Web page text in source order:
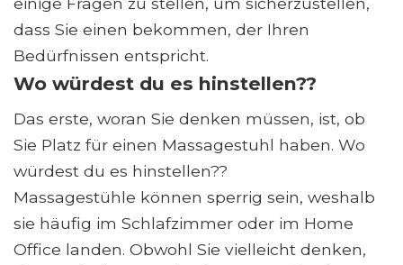
dass Sie einen bekommen, der Ihren
Bedürfnissen entspricht.
Wo würdest du es hinstellen??
Das erste, woran Sie denken müssen, ist, ob
Sie Platz für einen Massagestuhl haben. Wo
würdest du es hinstellen??
Massagestühle können sperrig sein, weshalb
sie häufig im Schlafzimmer oder im Home
Office landen. Obwohl Sie vielleicht denken,